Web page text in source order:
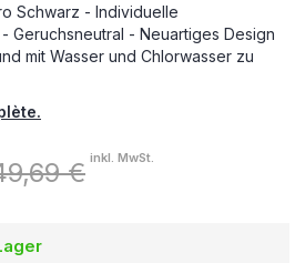
Schwarz - Individuelle
Geruchsneutral - Neuartiges Design
mit Wasser und Chlorwasser zu
€ inkl. MwSt.